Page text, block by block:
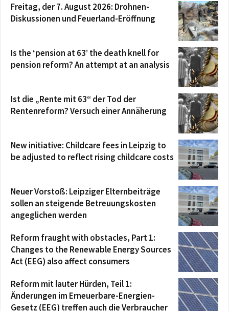
Freitag, der 7. August 2026: Drohnen-
Diskussionen und Feuerland-Eröffnung
Is the ‘pension at 63’ the death knell for
pension reform? An attempt at an analysis
Ist die „Rente mit 63“ der Tod der
Rentenreform? Versuch einer Annäherung
New initiative: Childcare fees in Leipzig to
be adjusted to reflect rising childcare costs
Neuer Vorstoß: Leipziger Elternbeiträge
sollen an steigende Betreuungskosten
angeglichen werden
Reform fraught with obstacles, Part 1:
Changes to the Renewable Energy Sources
Act (EEG) also affect consumers
Reform mit lauter Hürden, Teil 1:
Änderungen im Erneuerbare-Energien-
Gesetz (EEG) treffen auch die Verbraucher